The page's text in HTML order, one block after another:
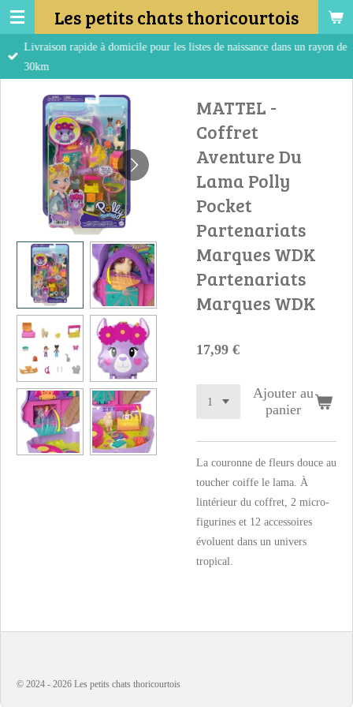
Passer
au
contenu
Les petits chats thoricourtois
Livraison rapide à domicile pour les listes de naissance dans un rayon de
30km
MATTEL -
Coffret
Aventure Du
Lama Polly
Pocket
Partenariats
Marques WDK
Partenariats
Marques WDK
17,99 €
Ajouter au
panier
La couronne de fleurs douce au
toucher coiffe le lama. À
lintérieur du coffret, 2 micro-
figurines et 12 accessoires
évoluent dans un univers
tropical.
© 2024 - 2026 Les petits chats thoricourtois